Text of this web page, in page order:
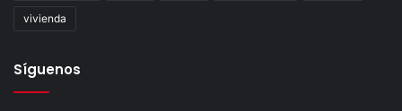
vivienda
Síguenos